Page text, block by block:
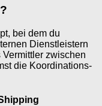
bei dem du
Dienstleistern
zwischen
die Koordinations-